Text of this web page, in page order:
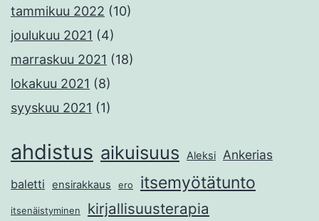
tammikuu 2022 (10)
joulukuu 2021 (4)
marraskuu 2021 (18)
lokakuu 2021 (8)
syyskuu 2021 (1)
ahdistus aikuisuus Aleksi Ankerias
baletti ensirakkaus ero itsemyötätunto
itsenäistyminen kirjallisuusterapia